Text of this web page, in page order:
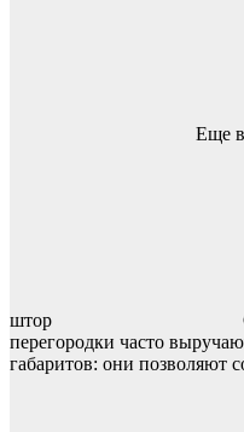
Еще
штор
перегородки часто
габаритов: они позволяют